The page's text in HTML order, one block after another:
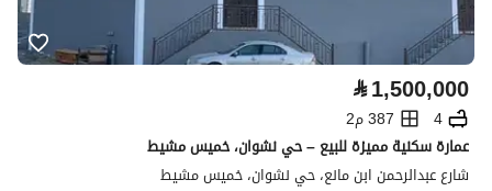
⃁1,500,000
4
387 م2
عمارة سكنية مميزة للبيع – حي نشوان، خميس مشيط
شارع عبدالرحمن ابن مانع، حي نشوان، خميس مشيط